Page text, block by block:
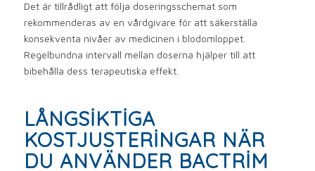
Det är tillrådligt att följa doseringsschemat som
rekommenderas av en vårdgivare för att säkerställa
konsekventa nivåer av medicinen i blodomloppet.
Regelbundna intervall mellan doserna hjälper till att
bibehålla dess terapeutiska effekt.
LÅNGSIKTIGA
KOSTJUSTERINGAR NÄR
DU ANVÄNDER BACTRIM